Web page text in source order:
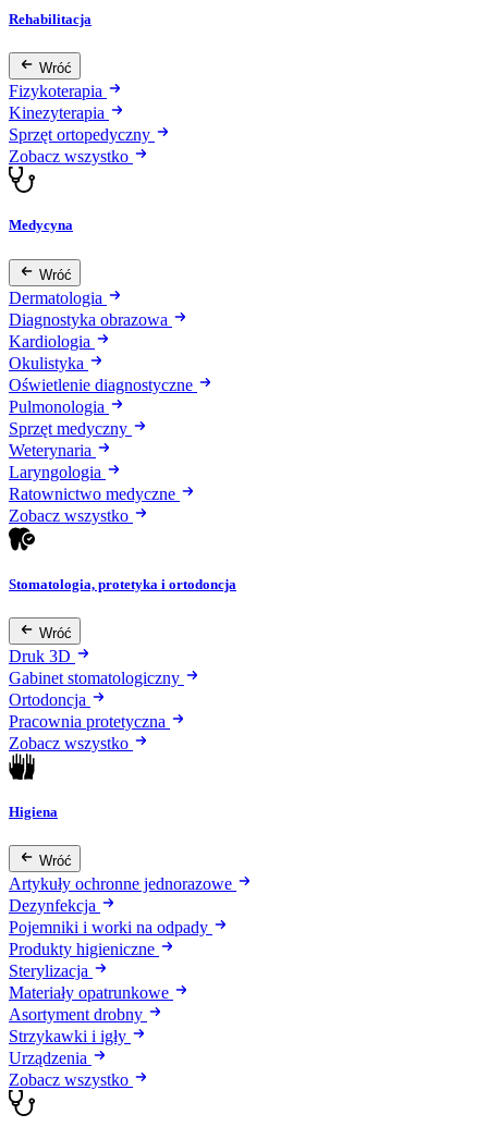
Rehabilitacja
Wróć
Fizykoterapia
Kinezyterapia
Sprzęt ortopedyczny
Zobacz wszystko
Medycyna
Wróć
Dermatologia
Diagnostyka obrazowa
Kardiologia
Okulistyka
Oświetlenie diagnostyczne
Pulmonologia
Sprzęt medyczny
Weterynaria
Laryngologia
Ratownictwo medyczne
Zobacz wszystko
Stomatologia, protetyka i ortodoncja
Wróć
Druk 3D
Gabinet stomatologiczny
Ortodoncja
Pracownia protetyczna
Zobacz wszystko
Higiena
Wróć
Artykuły ochronne jednorazowe
Dezynfekcja
Pojemniki i worki na odpady
Produkty higieniczne
Sterylizacja
Materiały opatrunkowe
Asortyment drobny
Strzykawki i igły
Urządzenia
Zobacz wszystko